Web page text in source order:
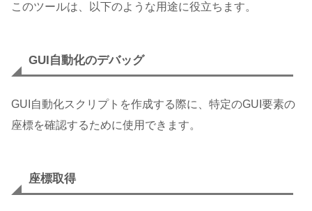
このツールは、以下のような用途に役立ちます。
GUI自動化のデバッグ
GUI自動化スクリプトを作成する際に、特定のGUI要素の
座標を確認するために使用できます。
座標取得